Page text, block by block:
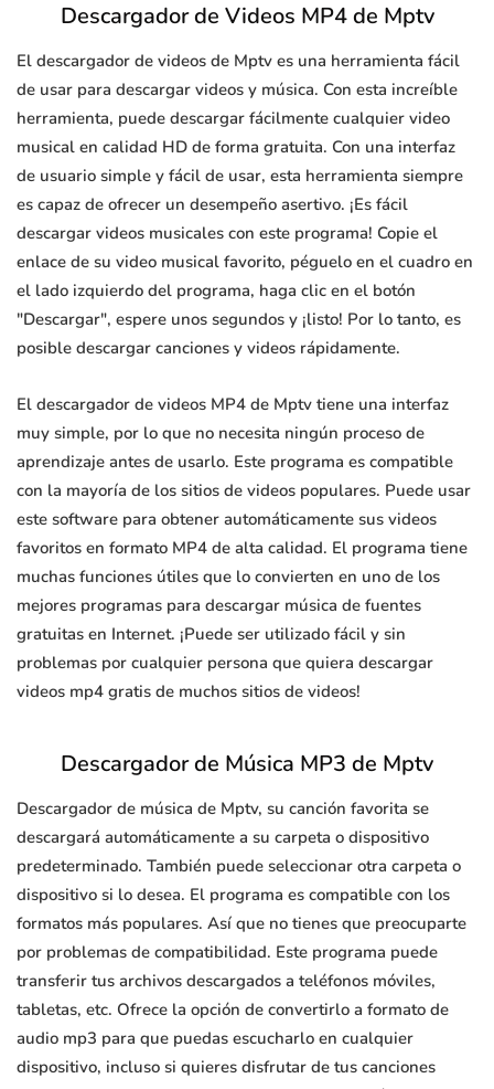
Descargador de Videos MP4 de Mptv
El descargador de videos de Mptv es una herramienta fácil
de usar para descargar videos y música. Con esta increíble
herramienta, puede descargar fácilmente cualquier video
musical en calidad HD de forma gratuita. Con una interfaz
de usuario simple y fácil de usar, esta herramienta siempre
es capaz de ofrecer un desempeño asertivo. ¡Es fácil
descargar videos musicales con este programa! Copie el
enlace de su video musical favorito, péguelo en el cuadro en
el lado izquierdo del programa, haga clic en el botón
"Descargar", espere unos segundos y ¡listo! Por lo tanto, es
posible descargar canciones y videos rápidamente.
El descargador de videos MP4 de Mptv tiene una interfaz
muy simple, por lo que no necesita ningún proceso de
aprendizaje antes de usarlo. Este programa es compatible
con la mayoría de los sitios de videos populares. Puede usar
este software para obtener automáticamente sus videos
favoritos en formato MP4 de alta calidad. El programa tiene
muchas funciones útiles que lo convierten en uno de los
mejores programas para descargar música de fuentes
gratuitas en Internet. ¡Puede ser utilizado fácil y sin
problemas por cualquier persona que quiera descargar
videos mp4 gratis de muchos sitios de videos!
Descargador de Música MP3 de Mptv
Descargador de música de Mptv, su canción favorita se
descargará automáticamente a su carpeta o dispositivo
predeterminado. También puede seleccionar otra carpeta o
dispositivo si lo desea. El programa es compatible con los
formatos más populares. Así que no tienes que preocuparte
por problemas de compatibilidad. Este programa puede
transferir tus archivos descargados a teléfonos móviles,
tabletas, etc. Ofrece la opción de convertirlo a formato de
audio mp3 para que puedas escucharlo en cualquier
dispositivo, incluso si quieres disfrutar de tus canciones